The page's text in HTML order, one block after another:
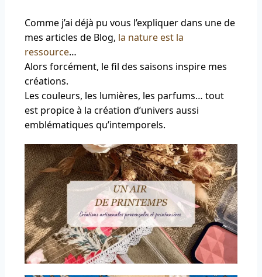
Comme j’ai déjà pu vous l’expliquer dans une de
mes articles de Blog, la nature est la
ressource…
Alors forcément, le fil des saisons inspire mes
créations.
Les couleurs, les lumières, les parfums… tout
est propice à la création d’univers aussi
emblématiques qu’intemporels.